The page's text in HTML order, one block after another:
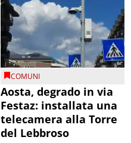
COMUNI
Aosta, degrado in via
Festaz: installata una
telecamera alla Torre
del Lebbroso